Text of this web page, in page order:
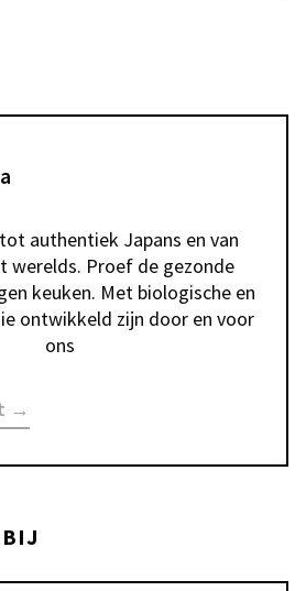
authentiek Japans en van
werelds. Proef de gezonde
keuken. Met biologische en
ontwikkeld zijn door en voor
ons
→